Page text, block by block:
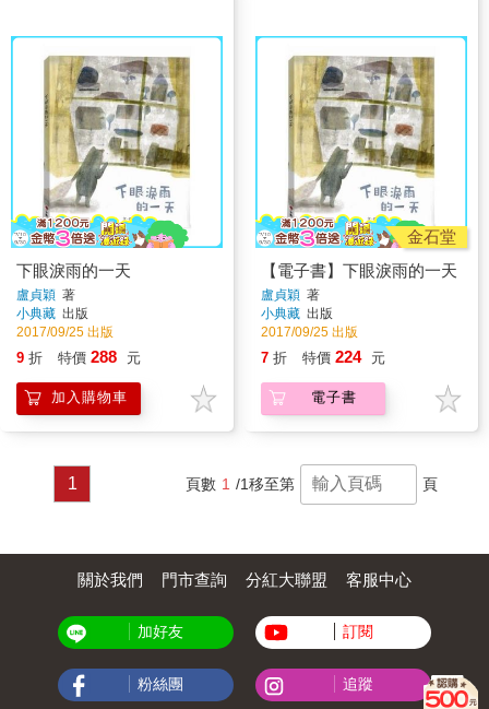
下眼淚雨的一天
盧貞穎 著
小典藏 出版
2017/09/25 出版
9 折 特價 288 元
加入購物車
金石堂
【電子書】下眼淚雨的一天
盧貞穎 著
小典藏 出版
2017/09/25 出版
7 折 特價 224 元
電子書
1 頁數 1 /1移至第 頁
關於我們 門市查詢 分紅大聯盟 客服中心
加好友 訂閱
粉絲團 追蹤